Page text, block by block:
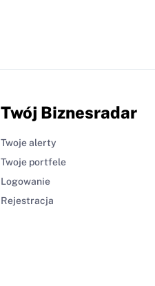
Twój Biznesradar
Twoje alerty
Twoje portfele
Logowanie
Rejestracja